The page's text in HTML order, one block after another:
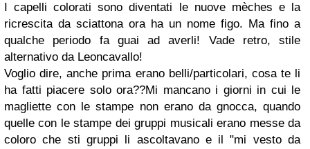
I capelli colorati sono diventati le nuove mèches e la
ricrescita da sciattona ora ha un nome figo. Ma fino a
qualche periodo fa guai ad averli! Vade retro, stile
alternativo da Leoncavallo!
Voglio dire, anche prima erano belli/particolari, cosa te li
ha fatti piacere solo ora??Mi mancano i giorni in cui le
magliette con le stampe non erano da gnocca, quando
quelle con le stampe dei gruppi musicali erano messe da
coloro che sti gruppi li ascoltavano e il "mi vesto da